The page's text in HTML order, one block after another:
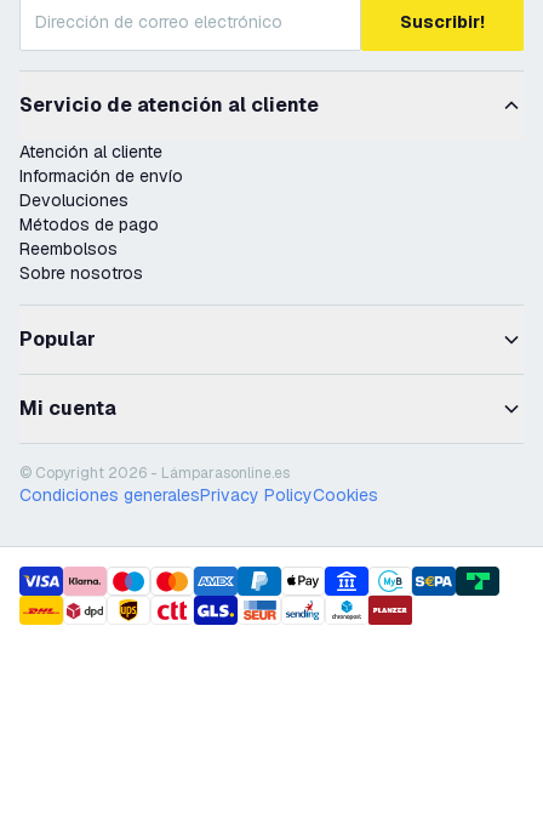
Suscribir!
Servicio de atención al cliente
Atención al cliente
Información de envío
Devoluciones
Métodos de pago
Reembolsos
Sobre nosotros
Popular
Mi cuenta
© Copyright 2026 - Lámparasonline.es
Condiciones generalesPrivacy PolicyCookies
payment methods
shipment methods